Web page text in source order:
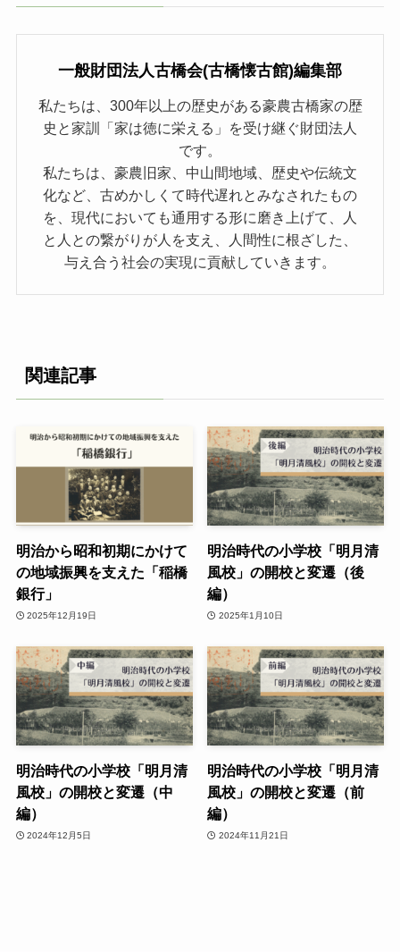
一般財団法人古橋会(古橋懐古館)編集部
私たちは、300年以上の歴史がある豪農古橋家の歴
史と家訓「家は徳に栄える」を受け継ぐ財団法人
です。
私たちは、豪農旧家、中山間地域、歴史や伝統文
化など、古めかしくて時代遅れとみなされたもの
を、現代においても通用する形に磨き上げて、人
と人との繋がりが人を支え、人間性に根ざした、
与え合う社会の実現に貢献していきます。
関連記事
明治から昭和初期にかけて
の地域振興を支えた「稲橋
銀行」
2025年12月19日
明治時代の小学校「明月清
風校」の開校と変遷（後
編）
2025年1月10日
明治時代の小学校「明月清
風校」の開校と変遷（中
編）
2024年12月5日
明治時代の小学校「明月清
風校」の開校と変遷（前
編）
2024年11月21日